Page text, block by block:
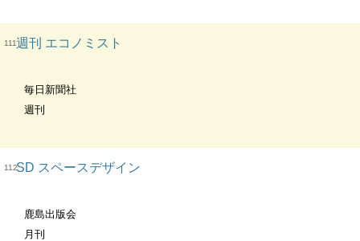
111週刊 エコノミスト
毎日新聞社
週刊
112SD スペースデザイン
鹿島出版会
月刊